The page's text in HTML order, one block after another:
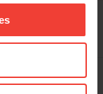
la jubilación